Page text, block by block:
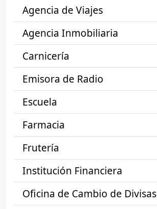
Agencia de Viajes
Agencia Inmobiliaria
Carnicería
Emisora de Radio
Escuela
Farmacia
Frutería
Institución Financiera
Oficina de Cambio de Divisas